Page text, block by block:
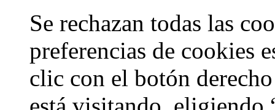
Se rechazan todas las
preferencias de cookies
clic con el botón